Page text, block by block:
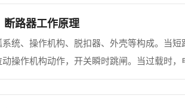
断路器工作原理
统、操作机构、脱扣器、外壳等构成。当
操作机构动作，开关瞬时跳闸。当过载时
越大，动作时间越短）。有电子型的，使